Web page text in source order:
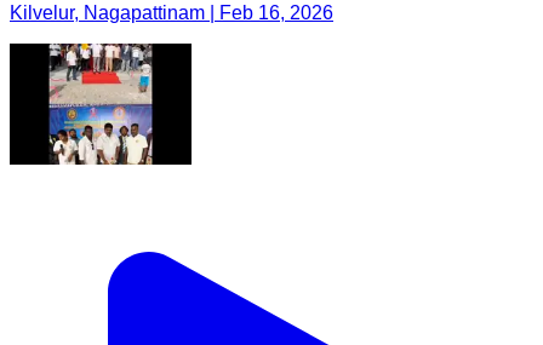
Kilvelur, Nagapattinam | Feb 16, 2026